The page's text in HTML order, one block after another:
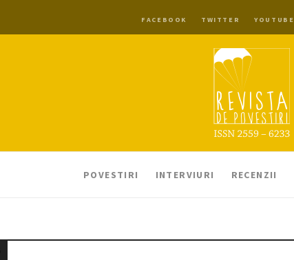
FACEBOOK TWITTER YOUTUBE
POVESTIRI INTERVIURI RECENZII